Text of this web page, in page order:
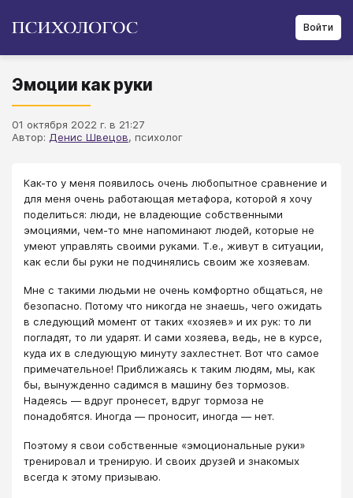
Войти
Эмоции как руки
01 октября 2022 г. в 21:27
Автор: Денис Швецов, психолог
Как-то у меня появилось очень любопытное сравнение и
для меня очень работающая метафора, которой я хочу
поделиться: люди, не владеющие собственными
эмоциями, чем-то мне напоминают людей, которые не
умеют управлять своими руками. Т.е., живут в ситуации,
как если бы руки не подчинялись своим же хозяевам.
Мне с такими людьми не очень комфортно общаться, не
безопасно. Потому что никогда не знаешь, чего ожидать
в следующий момент от таких «хозяев» и их рук: то ли
погладят, то ли ударят. И сами хозяева, ведь, не в курсе,
куда их в следующую минуту захлестнет. Вот что самое
примечательное! Приближаясь к таким людям, мы, как
бы, вынужденно садимся в машину без тормозов.
Надеясь — вдруг пронесет, вдруг тормоза не
понадобятся. Иногда — проносит, иногда — нет.
Поэтому я свои собственные «эмоциональные руки»
тренировал и тренирую. И своих друзей и знакомых
всегда к этому призываю.